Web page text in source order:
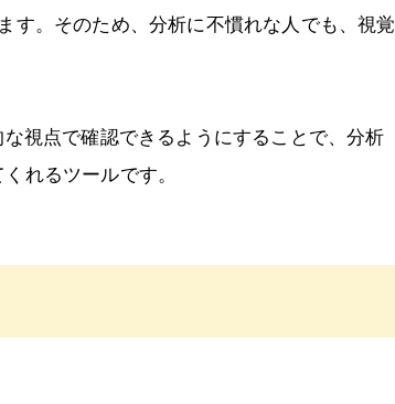
す。そのため、分析に不慣れな人でも、視覚
視点で確認できるようにすることで、分析
れるツールです。